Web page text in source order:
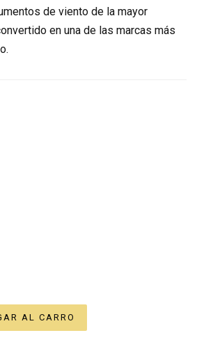
de viento de la mayor
en una de las marcas más